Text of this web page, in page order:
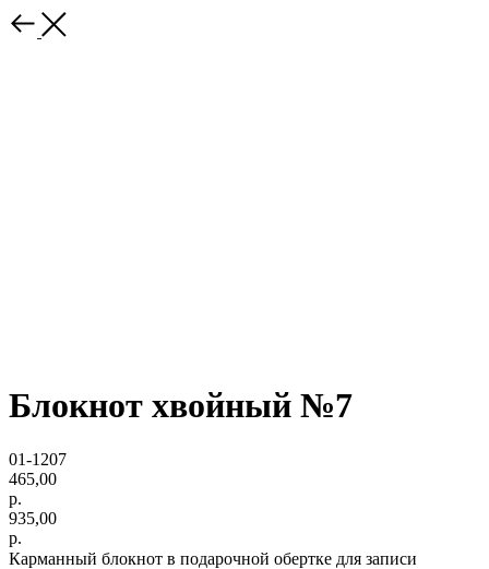
Блокнот хвойный №7
01-1207
465,00
р.
935,00
р.
Карманный блокнот в подарочной обертке для записи